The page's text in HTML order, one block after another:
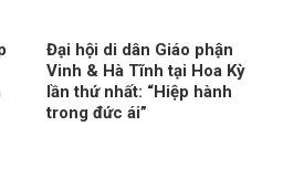
Đại hội di dân Giáo phận
Vinh & Hà Tĩnh tại Hoa Kỳ
lần thứ nhất: “Hiệp hành
trong đức ái”